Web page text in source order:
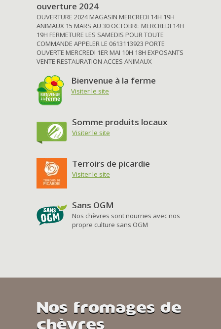
ouverture 2024
OUVERTURE 2024 MAGASIN MERCREDI 14H 19H
ANIMAUX 15 MARS AU 30 OCTOBRE MERCREDI 14H
19H FERMETURE LES SAMEDIS POUR TOUTE
COMMANDE APPELER LE 0613113923 PORTE
OUVERTE MERCREDI 1ER MAI 10H 18H EXPOSANTS
VENTE RESTAURATION ACCES ANIMAUX
Bienvenue à la ferme
Visiter le site
Somme produits locaux
Visiter le site
Terroirs de picardie
Visiter le site
Sans OGM
Nos chèvres sont nourries avec nos
propre culture sans OGM
Nos fromages de
chèvres